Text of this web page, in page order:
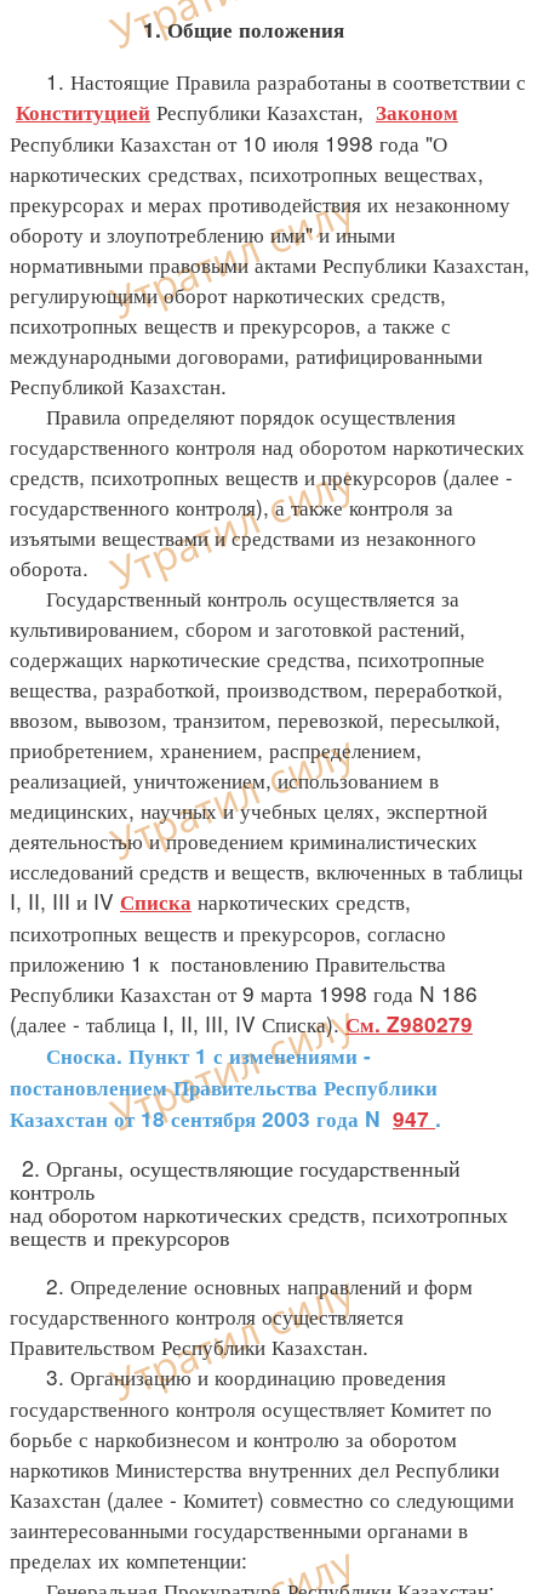
1. Общие положения
1. Настоящие Правила разработаны в соответствии с
Конституцией Республики Казахстан, Законом
Республики Казахстан от 10 июля 1998 года "О
наркотических средствах, психотропных веществах,
прекурсорах и мерах противодействия их незаконному
обороту и злоупотреблению ими" и иными
нормативными правовыми актами Республики Казахстан,
регулирующими оборот наркотических средств,
психотропных веществ и прекурсоров, а также с
международными договорами, ратифицированными
Республикой Казахстан.
Правила определяют порядок осуществления
государственного контроля над оборотом наркотических
средств, психотропных веществ и прекурсоров (далее -
государственного контроля), а также контроля за
изъятыми веществами и средствами из незаконного
оборота.
Государственный контроль осуществляется за
культивированием, сбором и заготовкой растений,
содержащих наркотические средства, психотропные
вещества, разработкой, производством, переработкой,
ввозом, вывозом, транзитом, перевозкой, пересылкой,
приобретением, хранением, распределением,
реализацией, уничтожением, использованием в
медицинских, научных и учебных целях, экспертной
деятельностью и проведением криминалистических
исследований средств и веществ, включенных в таблицы
I, II, III и IV Списка наркотических средств,
психотропных веществ и прекурсоров, согласно
приложению 1 к постановлению Правительства
Республики Казахстан от 9 марта 1998 года N 186
(далее - таблица I, II, III, IV Списка). См. Z980279
Сноска. Пункт 1 с изменениями -
постановлением Правительства Республики
Казахстан от 18 сентября 2003 года N 947 .
2. Органы, осуществляющие государственный
контроль
над оборотом наркотических средств, психотропных
веществ и прекурсоров
2. Определение основных направлений и форм
государственного контроля осуществляется
Правительством Республики Казахстан.
3. Организацию и координацию проведения
государственного контроля осуществляет Комитет по
борьбе с наркобизнесом и контролю за оборотом
наркотиков Министерства внутренних дел Республики
Казахстан (далее - Комитет) совместно со следующими
заинтересованными государственными органами в
пределах их компетенции: